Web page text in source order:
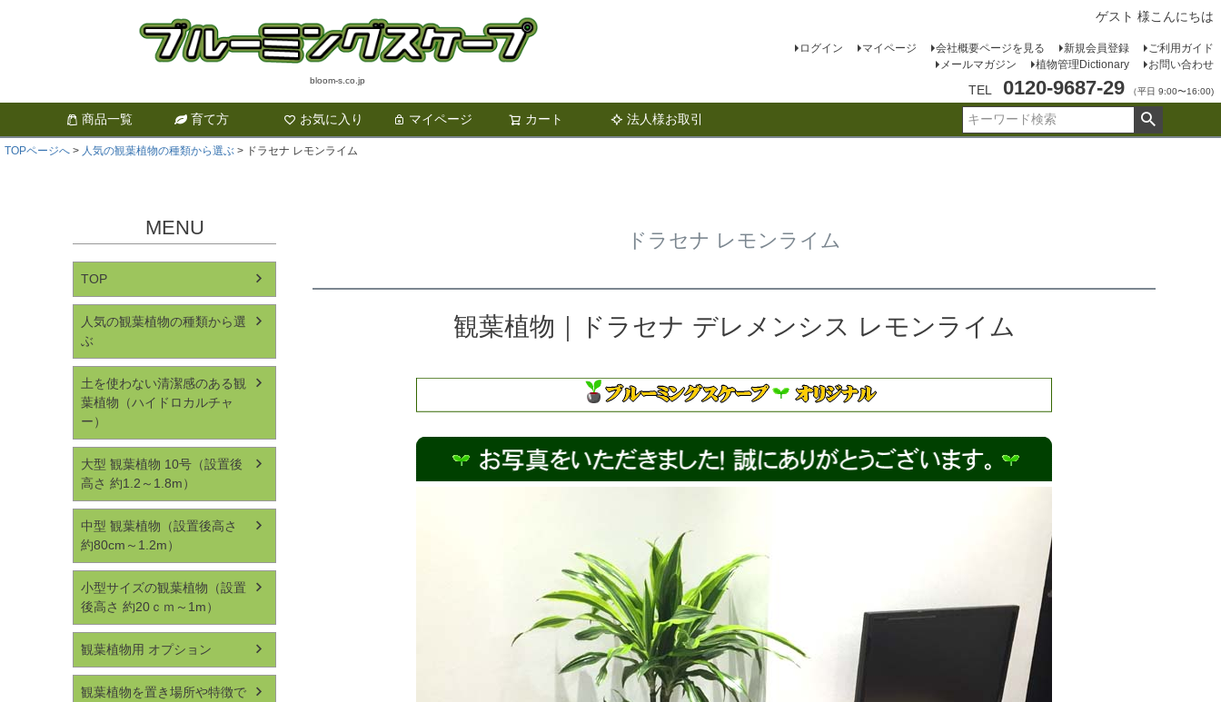
bloom-s.co.jp
ゲスト 様こんにちは
ログイン マイページ 会社概要ページを見る 新規会員登録
ご利用ガイド
メールマガジン
植物管理Dictionary お問い合わせ
TEL 0120-9687-29 （平日 9:00〜16:00)
商品一覧 育て方 お気に入り マイページ カート 法人様お取引
検索
TOPページへ 人気の観葉植物の種類から選ぶ ドラセナ レモンライム
MENU
TOP
人気の観葉植物の種類から選
ぶ
土を使わない清潔感のある観
葉植物（ハイドロカルチャ
ー）
大型 観葉植物 10号（設置後
高さ 約1.2～1.8m）
中型 観葉植物（設置後高さ
約80cm～1.2m）
小型サイズの観葉植物（設置
後高さ 約20ｃｍ～1m）
観葉植物用 オプション
観葉植物を置き場所や特徴で
ドラセナ レモンライム
観葉植物｜ドラセナ デレメンシス レモンライム